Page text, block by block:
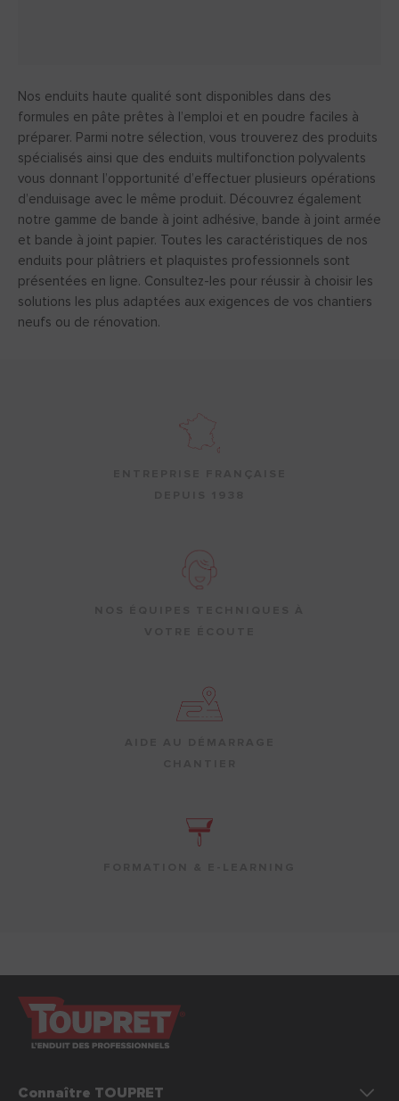
Nos enduits haute qualité sont disponibles dans des
formules en pâte prêtes à l’emploi et en poudre faciles à
préparer. Parmi notre sélection, vous trouverez des produits
spécialisés ainsi que des enduits multifonction polyvalents
vous donnant l’opportunité d’effectuer plusieurs opérations
d’enduisage avec le même produit. Découvrez également
notre gamme de bande à joint adhésive, bande à joint armée
et bande à joint papier. Toutes les caractéristiques de nos
enduits pour plâtriers et plaquistes professionnels sont
présentées en ligne. Consultez-les pour réussir à choisir les
solutions les plus adaptées aux exigences de vos chantiers
neufs ou de rénovation.
Connaître TOUPRET